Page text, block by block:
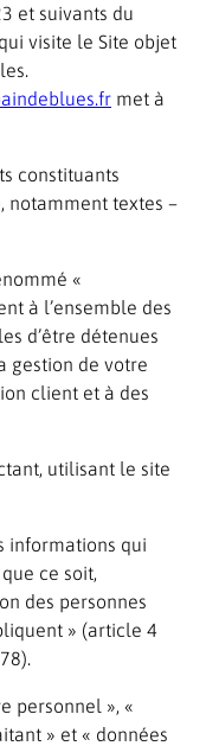
et suivants du
visite le Site objet
met à
constituants
notamment textes –
«
à l’ensemble des
d’être détenues
gestion de votre
client et à des
utilisant le site
informations qui
ce soit,
des personnes
» (article 4
personnel », «
» et « données